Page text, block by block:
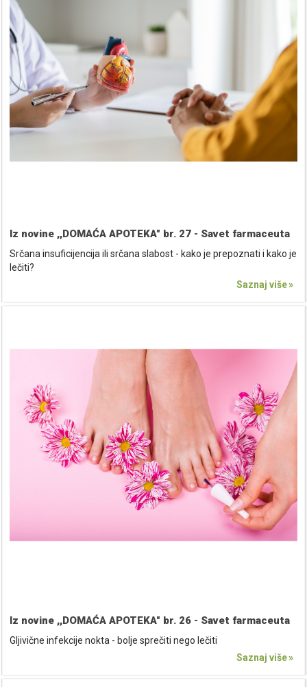
Iz novine ,,DOMAĆA APOTEKA" br. 27 - Savet farmaceuta
Srčana insuficijencija ili srčana slabost - kako je prepoznati i kako je
lečiti?
Saznaj više
Iz novine ,,DOMAĆA APOTEKA" br. 26 - Savet farmaceuta
Gljivične infekcije nokta - bolje sprečiti nego lečiti
Saznaj više